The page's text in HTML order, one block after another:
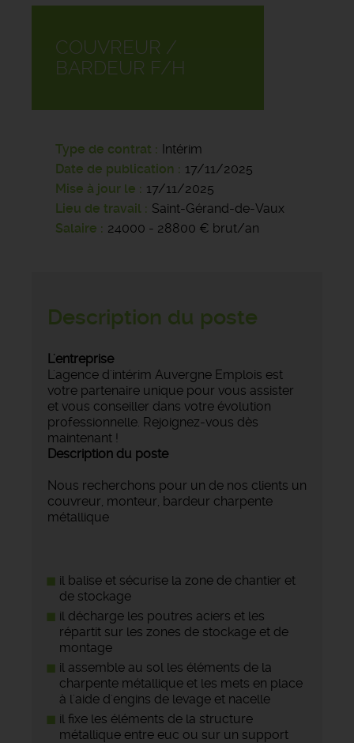
COUVREUR /
BARDEUR F/H
Type de contrat
Intérim
Date de publication
17/11/2025
Mise à jour le
17/11/2025
Lieu de travail
Saint-Gérand-de-Vaux
Salaire
24000 - 28800 € brut/an
Description du poste
L'entreprise
L'agence d'intérim Auvergne Emplois est
votre partenaire unique pour vous assister
et vous conseiller dans votre évolution
professionnelle. Rejoignez-vous dès
maintenant !
Description du poste
Nous recherchons pour un de nos clients un
couvreur, monteur, bardeur charpente
métallique
il balise et sécurise la zone de chantier et
de stockage
il décharge les poutres aciers et les
répartit sur les zones de stockage et de
montage
il assemble au sol les éléments de la
charpente métallique et les mets en place
à l'aide d'engins de levage et nacelle
il fixe les éléments de la structure
métallique entre euc ou sur un support